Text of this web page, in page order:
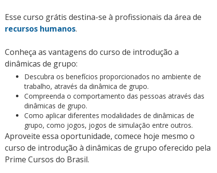
Esse curso grátis destina-se à profissionais da área de
recursos humanos.
Conheça as vantagens do curso de introdução a
dinâmicas de grupo:
Descubra os benefícios proporcionados no ambiente de
trabalho, através da dinâmica de grupo.
Compreenda o comportamento das pessoas através das
dinâmicas de grupo.
Como aplicar diferentes modalidades de dinâmicas de
grupo, como jogos, jogos de simulação entre outros.
Aproveite essa oportunidade, comece hoje mesmo o
curso de introdução à dinâmicas de grupo oferecido pela
Prime Cursos do Brasil.